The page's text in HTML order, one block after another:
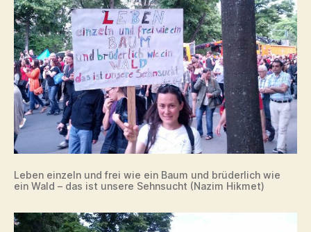
Leben einzeln und frei wie ein Baum und brüderlich wie
ein Wald – das ist unsere Sehnsucht (Nazim Hikmet)